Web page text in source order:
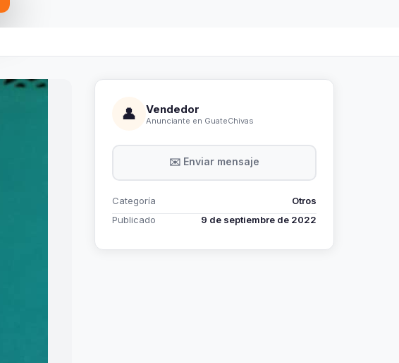
👤 Vendedor
Anunciante en GuateChivas
✉️ Enviar mensaje
Categoría
Otros
Publicado
9 de septiembre de 2022